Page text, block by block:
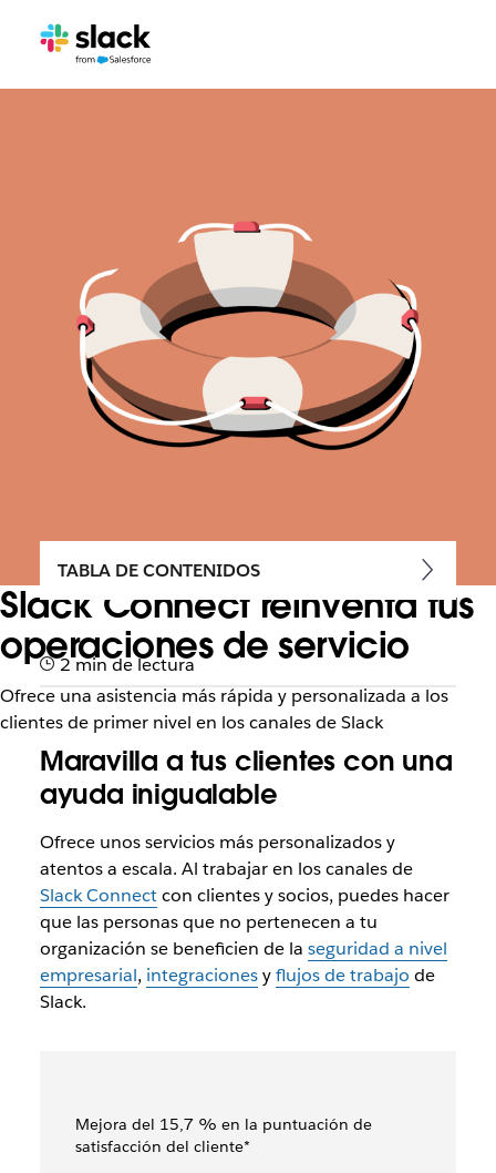
Slack Connect reinventa tus
operaciones de servicio
Ofrece una asistencia más rápida y personalizada a los
clientes de primer nivel en los canales de Slack
TABLA DE CONTENIDOS
2 min de lectura
Maravilla a tus clientes con una
ayuda inigualable
Ofrece unos servicios más personalizados y
atentos a escala. Al trabajar en los canales de
Slack Connectcon clientes y socios, puedes hacer
que las personas que no pertenecen a tu
organización se beneficien de la seguridad a nivel
empresarial, integracionesyflujos de trabajo de
Slack.
Mejora del 15,7 % en la puntuación de
satisfacción del cliente*